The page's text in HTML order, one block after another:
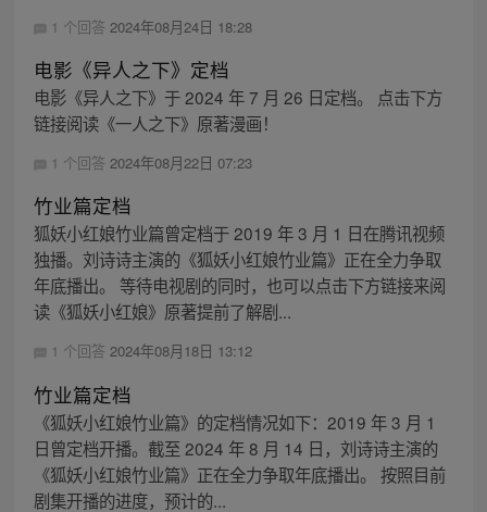
1 个回答 2024年08月24日 18:28
电影《异人之下》定档
电影《异人之下》于 2024 年 7 月 26 日定档。 点击下方
链接阅读《一人之下》原著漫画！
1 个回答 2024年08月22日 07:23
竹业篇定档
狐妖小红娘竹业篇曾定档于 2019 年 3 月 1 日在腾讯视频
独播。刘诗诗主演的《狐妖小红娘竹业篇》正在全力争取
年底播出。 等待电视剧的同时，也可以点击下方链接来阅
读《狐妖小红娘》原著提前了解剧...
1 个回答 2024年08月18日 13:12
竹业篇定档
《狐妖小红娘竹业篇》的定档情况如下：2019 年 3 月 1
日曾定档开播。截至 2024 年 8 月 14 日，刘诗诗主演的
《狐妖小红娘竹业篇》正在全力争取年底播出。 按照目前
剧集开播的进度，预计的...